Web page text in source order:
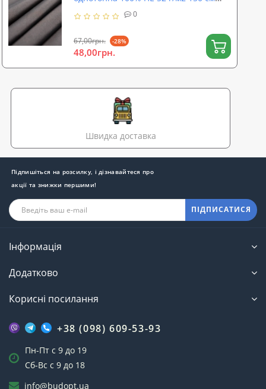
Чорний (TK-0037)
0
67,00грн. -28%
48,00грн.
Швидка доставка
Підпишіться на розсилку, і дізнавайтеся про
акції та знижки першими!
ПІДПИСАТИСЯ
Інформація
Додатково
Корисні посилання
+38 (098) 609-53-93
Пн-Пт с 9 до 19
Сб-Вс с 9 до 18
info@budopt.ua